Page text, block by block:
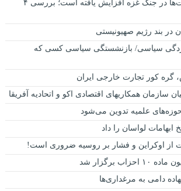
چرا تلفات صهیونیست‌ها در جنگ غزه افزایش یافته است؛ بررسی ۴
در بند رژیم صهیونیستی
سیاسی/ بازنشستگی سیاسی کسی که
گره کور تجارت خارجی ایران
سازمان همکاریهای اقتصادی اکو و اتحادیه آفریقا
علمیه تدوین می‌شود
لواسان را داد
از اوکراین و فشار بر روسیه ضروری است!
برگزار شد